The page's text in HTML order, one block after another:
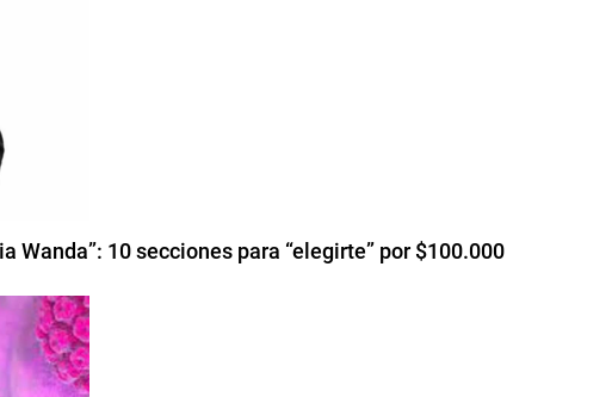
Wanda”: 10 secciones para “elegirte” por $100.000